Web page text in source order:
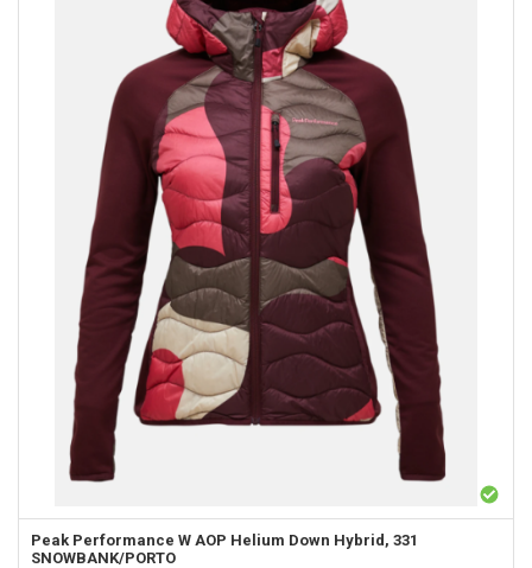
Peak Performance W AOP Helium Down Hybrid, 331
SNOWBANK/PORTO